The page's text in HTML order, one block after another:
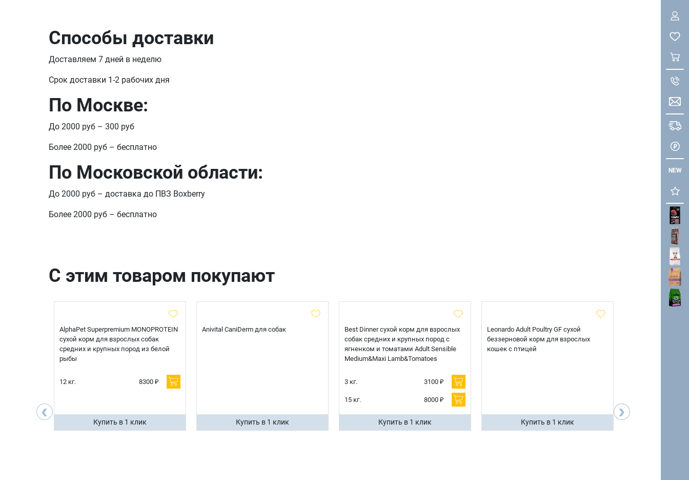
NEW
Способы доставки
Доставляем 7 дней в неделю
Срок доставки 1-2 рабочих дня
По Москве:
До 2000 руб – 300 руб
Более 2000 руб – бесплатно
По Московской области:
До 2000 руб – доставка до ПВЗ Boxberry
Более 2000 руб – бесплатно
С этим товаром покупают
‹
AlphaPet Superpremium MONOPROTEIN
сухой корм для взрослых собак
средних и крупных пород из белой
рыбы
12 кг. 8300 ₽
Купить в 1 клик
Anivital CaniDerm для собак
Купить в 1 клик
Best Dinner сухой корм для взрослых
собак средних и крупных пород с
ягненком и томатами Adult Sensible
Medium&Maxi Lamb&Tomatoes
3 кг. 3100 ₽
15 кг. 8000 ₽
Купить в 1 клик
Leonardo Adult Poultry GF сухой
беззерновой корм для взрослых
кошек с птицей
Купить в 1 клик ›